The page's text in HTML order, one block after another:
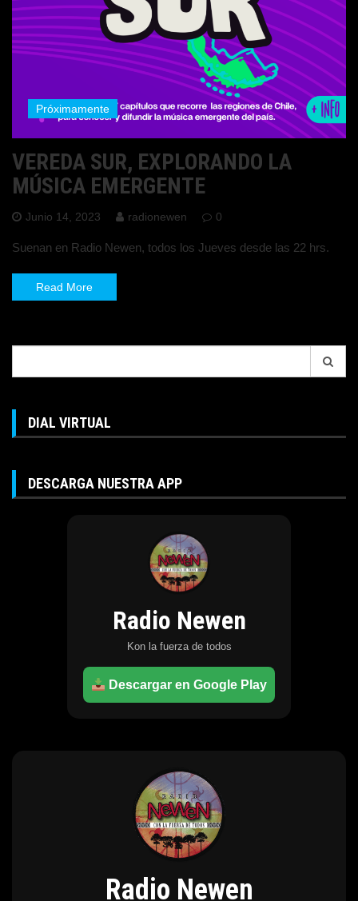
Próximamente
VEREDA SUR, EXPLORANDO LA
MÚSICA EMERGENTE
Junio 14, 2023 radionewen 0
Suenan en Radio Newen, todos los Jueves desde las 22 hrs.
Read More
for:
DIAL VIRTUAL
DESCARGA NUESTRA APP
Radio Newen
Kon la fuerza de todos
Descargar en Google Play
Radio Newen